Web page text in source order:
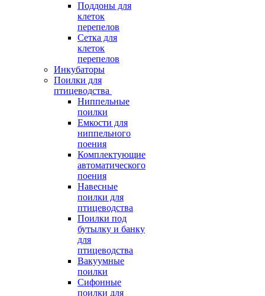
Поддоны для
клеток
перепелов
Сетка для
клеток
перепелов
Инкубаторы
Поилки для
птицеводства
Ниппельные
поилки
Емкости для
ниппельного
поения
Комплектующие
автоматического
поения
Навесные
поилки для
птицеводства
Поилки под
бутылку и банку
для
птицеводства
Вакуумные
поилки
Сифонные
поилки для